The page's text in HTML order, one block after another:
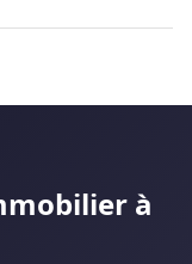
peuvent obtenir un
à